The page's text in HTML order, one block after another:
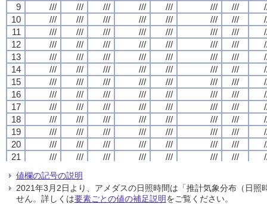
9
/// /// /// /// /// /// ///
10
/// /// /// /// /// /// ///
11
/// /// /// /// /// /// ///
12
/// /// /// /// /// /// ///
13
/// /// /// /// /// /// ///
14
/// /// /// /// /// /// ///
15
/// /// /// /// /// /// ///
16
/// /// /// /// /// /// ///
17
/// /// /// /// /// /// ///
18
/// /// /// /// /// /// ///
19
/// /// /// /// /// /// ///
20
/// /// /// /// /// /// ///
21
/// /// /// /// /// /// ///
23
/// /// ///
24
/// /// /// /// /// /// ///
9
/// /// /// /// /// /// ///
10
/// /// /// /// /// /// ///
11
/// /// /// /// /// /// ///
12
/// /// /// /// /// /// ///
13
/// /// /// /// /// /// ///
14
/// /// /// /// /// /// ///
15
/// /// /// /// /// /// ///
16
/// /// /// /// /// /// ///
17
/// /// /// /// /// /// ///
18
/// /// /// /// /// /// ///
19
/// /// /// /// /// /// ///
20
/// /// /// /// /// /// ///
21
/// /// /// /// /// /// ///
23
/// /// ///
24
/// /// /// /// /// /// ///
9
/// /// /// /// /// /// ///
10
/// /// /// /// /// /// ///
11
/// /// /// /// /// /// ///
12
/// /// /// /// /// /// ///
13
/// /// /// /// /// /// ///
14
/// /// /// /// /// /// ///
15
/// /// /// /// /// /// ///
16
/// /// /// /// /// /// ///
17
/// /// /// /// /// /// ///
18
/// /// /// /// /// /// ///
19
/// /// /// /// /// /// ///
20
/// /// /// /// /// /// ///
21
/// /// /// /// /// /// ///
23
/// /// ///
24
/// /// /// /// /// /// ///
9
/// /// /// /// /// /// ///
10
/// /// /// /// /// /// ///
11
/// /// /// /// /// /// ///
12
/// /// /// /// /// /// ///
13
/// /// /// /// /// /// ///
14
/// /// /// /// /// /// ///
15
/// /// /// /// /// /// ///
16
/// /// /// /// /// /// ///
17
/// /// /// /// /// /// ///
18
/// /// /// /// /// /// ///
19
/// /// /// /// /// /// ///
20
/// /// /// /// /// /// ///
21
/// /// /// /// /// /// ///
23
/// /// ///
24
/// /// /// /// /// /// ///
値欄の記号の説明
2021年3月2日より、アメダスの日照時間は「推計気象分布（日
せん。詳しくは要素ごとの値の補足説明をご覧ください。